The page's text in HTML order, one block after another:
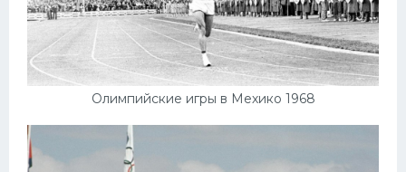
Олимпийские игры в Мехико 1968